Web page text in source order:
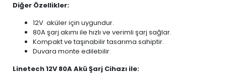
Diğer Özellikler:
12V aküler için uygundur.
80A şarj akımı ile hızlı ve verimli şarj sağlar.
Kompakt ve taşınabilir tasarıma sahiptir.
Duvara monte edilebilir.
Linetech 12V 80A Akü Şarj Cihazı ile: